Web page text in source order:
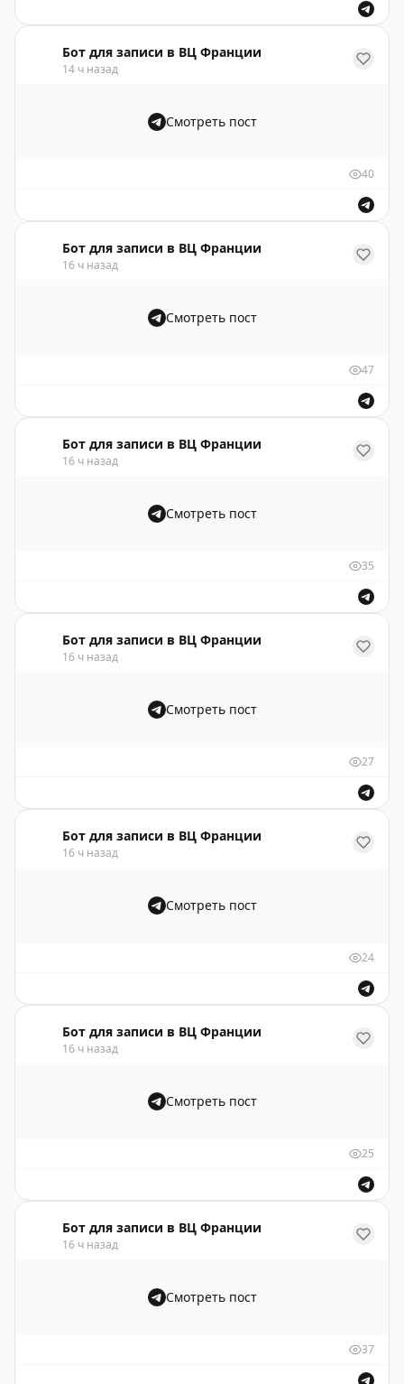
Бот для записи в ВЦ Франции
14 ч назад
Смотреть пост
40
Бот для записи в ВЦ Франции
16 ч назад
Смотреть пост
47
Бот для записи в ВЦ Франции
16 ч назад
Смотреть пост
35
Бот для записи в ВЦ Франции
16 ч назад
Смотреть пост
27
Бот для записи в ВЦ Франции
16 ч назад
Смотреть пост
24
Бот для записи в ВЦ Франции
16 ч назад
Смотреть пост
25
Бот для записи в ВЦ Франции
16 ч назад
Смотреть пост
37